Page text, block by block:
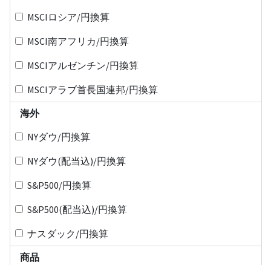
MSCIロシア/円換算
MSCI南アフリカ/円換算
MSCIアルゼンチン/円換算
MSCIアラブ首長国連邦/円換算
海外
NYダウ/円換算
NYダウ(配当込)/円換算
S&P500/円換算
S&P500(配当込)/円換算
ナスダック/円換算
商品